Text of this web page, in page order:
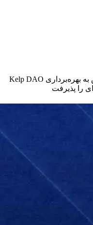
لایرزرو اظهارات عمومی درباره واکنش به بهره‌برداری Kelp DAO
را پذیرفت